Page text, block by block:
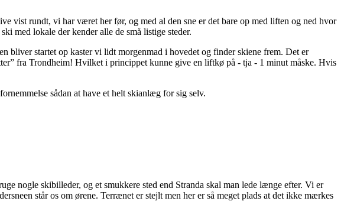
vist rundt, vi har været her før, og med al den sne er det bare op med liften og ned hvor
med lokale der kender alle de små listige steder.
bliver startet op kaster vi lidt morgenmad i hovedet og finder skiene frem. Det er
fra Trondheim! Hvilket i princippet kunne give en liftkø på - tja - 1 minut måske. Hvis
sådan at have et helt skianlæg for sig selv.
nogle skibilleder, og et smukkere sted end Stranda skal man lede længe efter. Vi er
står os om ørene. Terrænet er stejlt men her er så meget plads at det ikke mærkes